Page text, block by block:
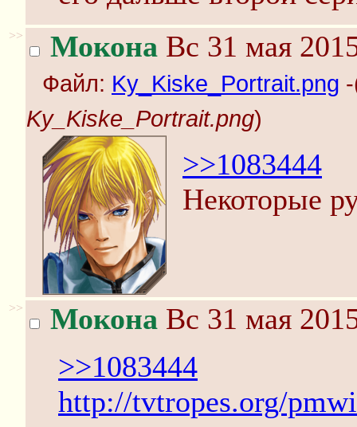
>> Мокона Вс 31 мая
Файл: Ky_Kiske_Portrait.png
Ky_Kiske_Portrait.png)
>>1083444
Некоторые
>> Мокона Вс 31 мая
>>1083444
http://tvtropes.org/